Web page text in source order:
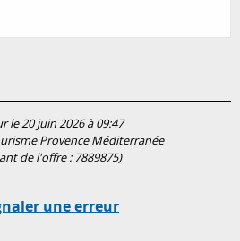
le 20 juin 2026 à 09:47
Provence Méditerranée
de l'offre : 7889875)
une erreur